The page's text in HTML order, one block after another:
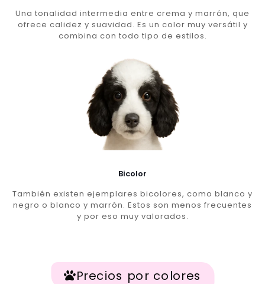
Una tonalidad intermedia entre crema y marrón, que
ofrece calidez y suavidad. Es un color muy versátil y
combina con todo tipo de estilos.
Bicolor
También existen ejemplares bicolores, como blanco y
negro o blanco y marrón. Estos son menos frecuentes
y por eso muy valorados.
Precios por colores